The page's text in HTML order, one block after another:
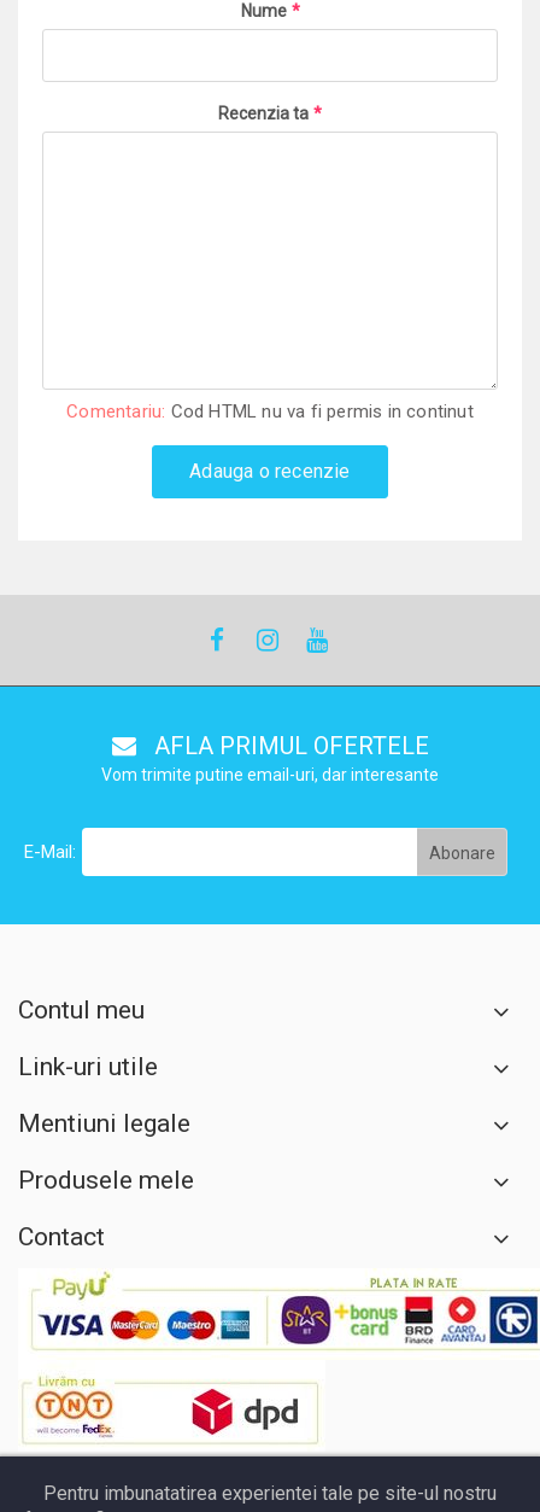
Nume *
Recenzia ta *
Comentariu: Cod HTML nu va fi permis in continut
Adauga o recenzie
AFLA PRIMUL OFERTELE
Vom trimite putine email-uri, dar interesante
E-Mail:
Contul meu
Link-uri utile
Mentiuni legale
Produsele mele
Contact
Pentru imbunatatirea experientei tale pe site-ul nostru